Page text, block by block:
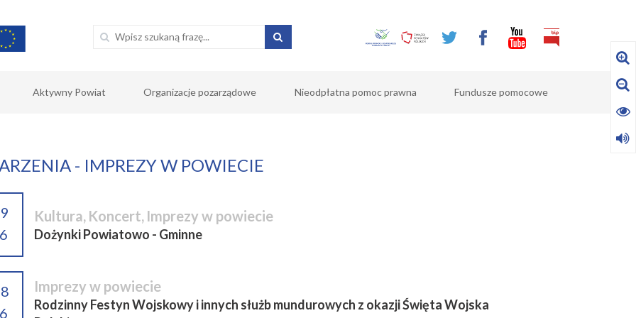
Aktywny Powiat Organizacje pozarządowe Nieodpłatna pomoc prawna Fundusze pomocowe
- IMPREZY W POWIECIE
Kultura, Koncert, Imprezy w powiecie
Dożynki Powiatowo - Gminne
Imprezy w powiecie
Rodzinny Festyn Wojskowy i innych służb mundurowych z okazji Święta Wojska